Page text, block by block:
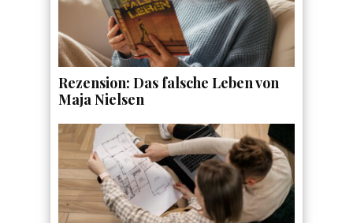
Rezension: Das falsche Leben von
Maja Nielsen